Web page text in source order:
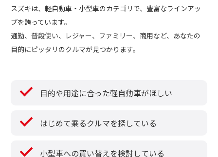
スズキは、軽自動車・小型車のカテゴリで、 豊富なラインアッ
プを誇っています。
通勤、普段使い、レジャー、ファミリー、商用など、 あなたの
目的にピッタリのクルマが見つかります。
目的や用途に合った軽自動車がほしい
はじめて乗るクルマを探している
小型車への買い替えを検討している